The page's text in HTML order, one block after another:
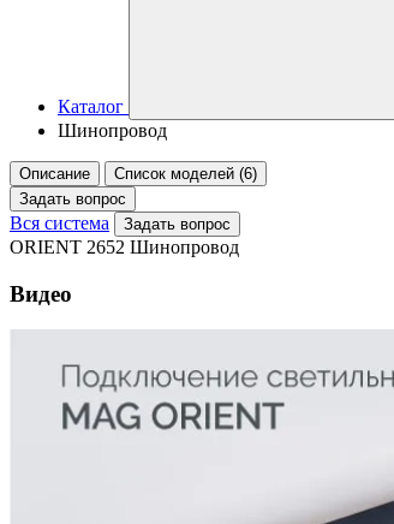
Каталог
Шинопровод
Описание
Список моделей (6)
Задать вопрос
Вся система Задать вопрос
ORIENT 2652 Шинопровод
Видео